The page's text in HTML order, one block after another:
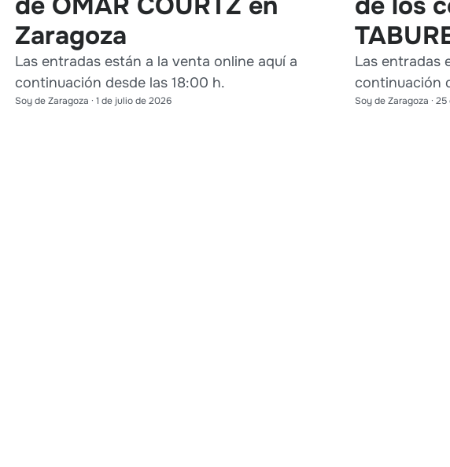
Zaragoza
Las entradas están a la venta online aquí a
continuación desde las 18:00 h.
Soy de Zaragoza · 1 de julio de 2026
LUNA
Las entradas
continuación
Soy de Zaragoza · 25